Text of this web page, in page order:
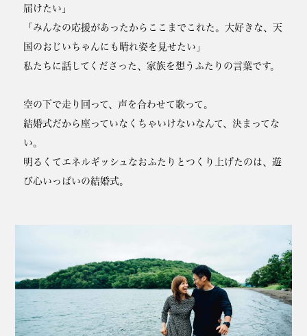
届けたい」
「みんなの応援があったからここまでこれた。大好きな、天
国のおじいちゃんにも晴れ姿を見せたい」
私たちに話してくださった、家族を想うふたりの言葉です。
空の下で走り回って、声を合わせて歌って。
結婚式だから座っていなくちゃいけないなんて、決まってな
い。
明るくてエネルギッシュなおふたりとつくり上げたのは、遊
び心いっぱいの結婚式。